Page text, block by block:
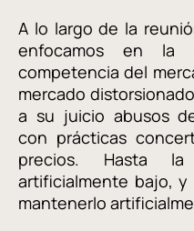
A lo largo de la
enfocamos en la
competencia del
mercado
a su juicio abusos
con prácticas
precios. Hasta
artificialmente bajo, y
mantenerlo